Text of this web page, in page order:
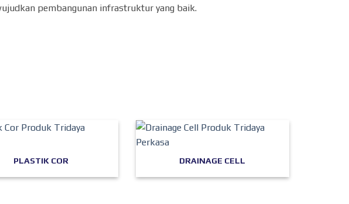
pembangunan infrastruktur yang baik.
PLASTIK COR DRAINAGE CELL